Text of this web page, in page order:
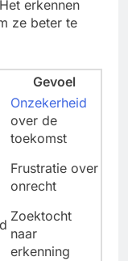
erkennen
ze beter te
Gevoel
Onzekerheid
over de
toekomst
Frustratie over
onrecht
Zoektocht
naar
erkenning